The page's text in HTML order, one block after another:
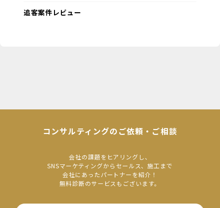
追客案件レビュー
コンサルティングのご依頼・ご相談
会社の課題をヒアリングし、
SNSマーケティングからセールス、施工まで
会社にあったパートナーを紹介！
無料診断のサービスもございます。